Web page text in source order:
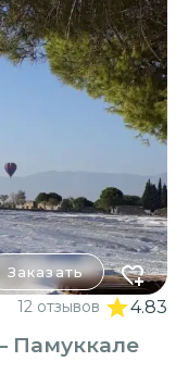
Заказать
12 отзывов 4.83
Памуккале